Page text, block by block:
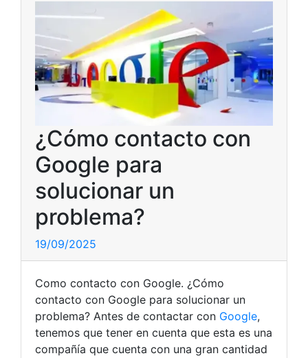
¿Cómo contacto con
Google para
solucionar un
problema?
19/09/2025
Como contacto con Google. ¿Cómo
contacto con Google para solucionar un
problema? Antes de contactar con Google,
tenemos que tener en cuenta que esta es una
compañía que cuenta con una gran cantidad